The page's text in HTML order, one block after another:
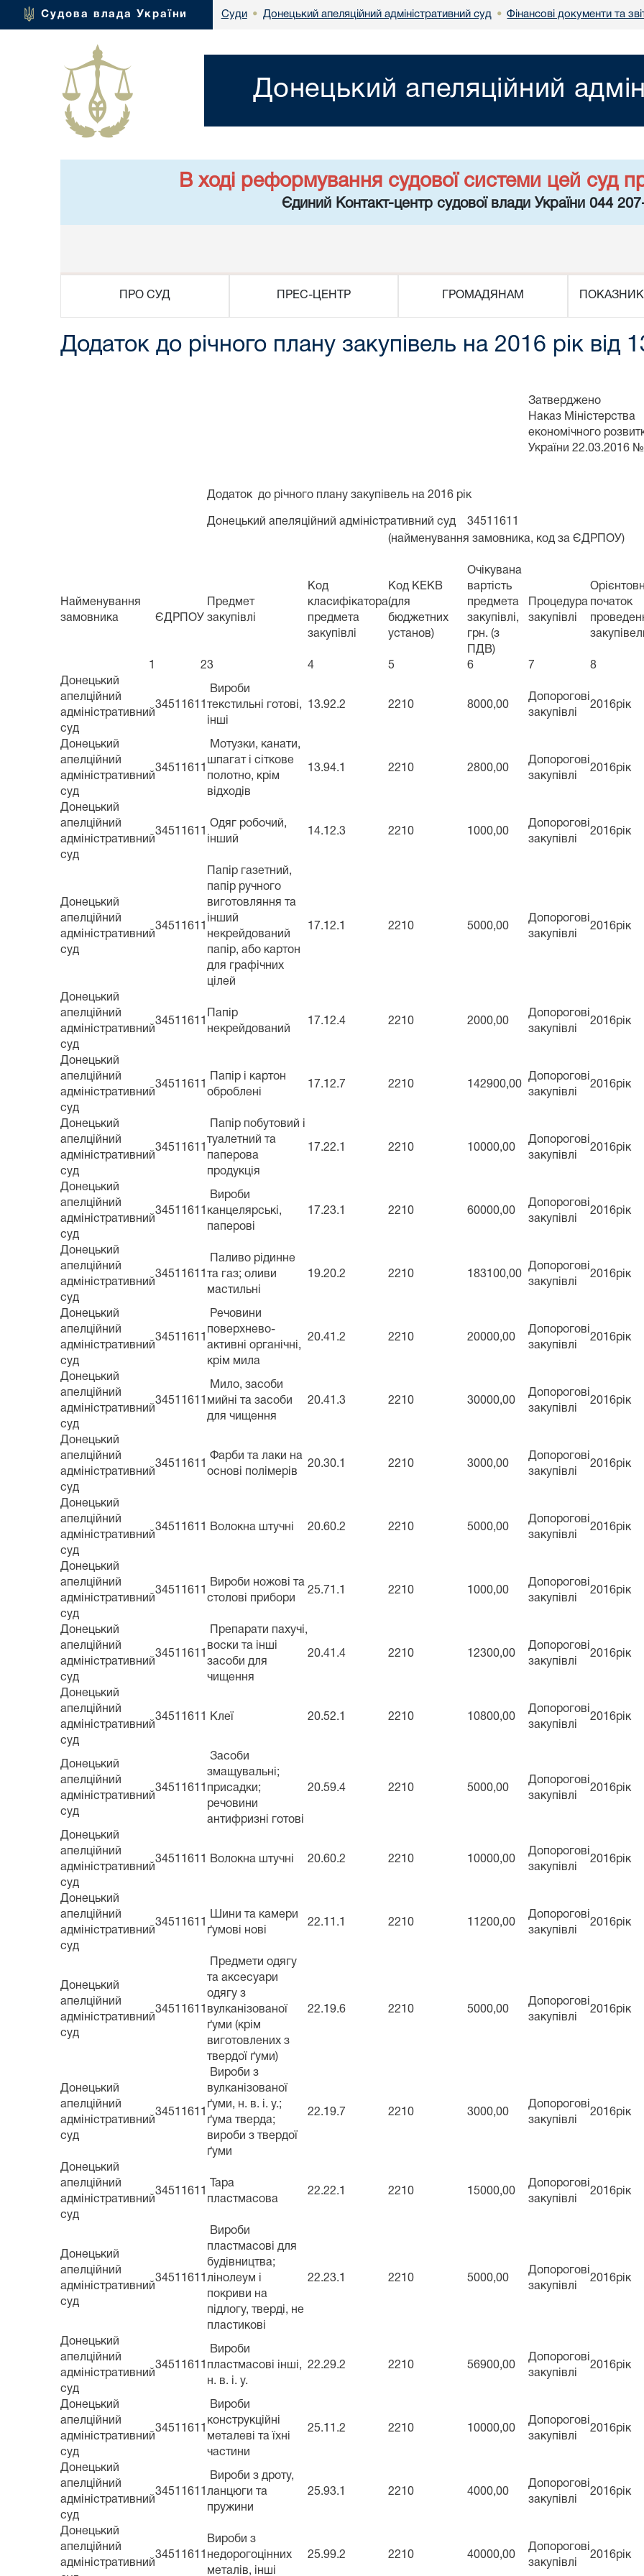
Судова влада України Суди • Донецький апеляційний адміністративний суд • Фінансові документи та
Донецький апеляційний
В ході реформування судової системи цей суд
Єдиний Контакт-центр судової влади України 044
ПРО СУД ПРЕС-ЦЕНТР ГРОМАДЯНАМ
Додаток до річного плану закупівель на 2016 рік від
Затверджено
Наказ Міністерства
економічного
України 22.03.2016
Додаток до річного плану закупівель на 2016 рік
Донецький апеляційний адміністративний суд
34511611
(найменування замовника, код за ЄДРПОУ)
Найменування
замовника
ЄДРПОУ
Предмет
закупівлі
Код
класифікатора
предмета
закупівлі
Код КЕКВ
(для
бюджетних
установ)
Очікувана
вартість
предмета
закупівлі,
грн. (з
ПДВ)
Процедура
закупівлі
початок
1 23 4 5 6 7
8
Донецький
апелційний
адміністративний
суд
34511611
Вироби
текстильні готові,
інші
13.92.2 2210 8000,00
Допорогові
закупівлі
2016рік
Донецький
апелційний
адміністративний
суд
34511611
Мотузки, канати,
шпагат і сіткове
полотно, крім
відходів
13.94.1 2210 2800,00
Допорогові
закупівлі
2016рік
Донецький
апелційний
адміністративний
суд
34511611
Одяг робочий,
інший
14.12.3 2210 1000,00
Допорогові
закупівлі
2016рік
Донецький
апелційний
адміністративний
суд
34511611
Папір газетний,
папір ручного
виготовляння та
інший
некрейдований
папір, або картон
для графічних
цілей
17.12.1 2210 5000,00
Допорогові
закупівлі
2016рік
Донецький
апелційний
адміністративний
суд
34511611
Папір
некрейдований
17.12.4 2210 2000,00
Допорогові
закупівлі
2016рік
Донецький
апелційний
адміністративний
суд
34511611
Папір і картон
оброблені
17.12.7 2210 142900,00
Допорогові
закупівлі
2016рік
Донецький
апелційний
адміністративний
суд
34511611
Папір побутовий і
туалетний та
паперова
продукція
17.22.1 2210 10000,00
Допорогові
закупівлі
2016рік
Донецький
апелційний
адміністративний
суд
34511611
Вироби
канцелярські,
паперові
17.23.1 2210 60000,00
Допорогові
закупівлі
2016рік
Донецький
апелційний
адміністративний
суд
34511611
Паливо рідинне
та газ; оливи
мастильні
19.20.2 2210 183100,00
Допорогові
закупівлі
2016рік
Донецький
апелційний
адміністративний
суд
34511611
Речовини
поверхнево-
активні органічні,
крім мила
20.41.2 2210 20000,00
Допорогові
закупівлі
2016рік
Донецький
апелційний
адміністративний
суд
34511611
Мило, засоби
мийні та засоби
для чищення
20.41.3 2210 30000,00
Допорогові
закупівлі
2016рік
Донецький
апелційний
адміністративний
суд
34511611
Фарби та лаки на
основі полімерів
20.30.1 2210 3000,00
Допорогові
закупівлі
2016рік
Донецький
апелційний
адміністративний
суд
34511611 Волокна штучні 20.60.2 2210 5000,00
Допорогові
закупівлі
2016рік
Донецький
апелційний
адміністративний
суд
34511611
Вироби ножові та
столові прибори
25.71.1 2210 1000,00
Допорогові
закупівлі
2016рік
Донецький
апелційний
адміністративний
суд
34511611
Препарати пахучі,
воски та інші
засоби для
чищення
20.41.4 2210 12300,00
Допорогові
закупівлі
2016рік
Донецький
апелційний
адміністративний
суд
34511611 Клеї 20.52.1 2210 10800,00
Допорогові
закупівлі
2016рік
Донецький
апелційний
адміністративний
суд
34511611
Засоби
змащувальні;
присадки;
речовини
антифризні готові
20.59.4 2210 5000,00
Допорогові
закупівлі
2016рік
Донецький
апелційний
адміністративний
суд
34511611 Волокна штучні 20.60.2 2210 10000,00
Допорогові
закупівлі
2016рік
Донецький
апелційний
адміністративний
суд
34511611
Шини та камери
ґумові нові
22.11.1 2210 11200,00
Допорогові
закупівлі
2016рік
Донецький
апелційний
адміністративний
суд
34511611
Предмети одягу
та аксесуари
одягу з
вулканізованої
ґуми (крім
виготовлених з
твердої ґуми)
22.19.6 2210 5000,00
Допорогові
закупівлі
2016рік
Донецький
апелційний
адміністративний
суд
34511611
Вироби з
вулканізованої
ґуми, н. в. і. у.;
ґума тверда;
вироби з твердої
ґуми
22.19.7 2210 3000,00
Допорогові
закупівлі
2016рік
Донецький
апелційний
адміністративний
суд
34511611
Тара
пластмасова
22.22.1 2210 15000,00
Допорогові
закупівлі
2016рік
Донецький
апелційний
адміністративний
суд
34511611
Вироби
пластмасові для
будівництва;
лінолеум і
покриви на
підлогу, тверді, не
пластикові
22.23.1 2210 5000,00
Допорогові
закупівлі
2016рік
Донецький
апелційний
адміністративний
суд
34511611
Вироби
пластмасові інші,
н. в. і. у.
22.29.2 2210 56900,00
Допорогові
закупівлі
2016рік
Донецький
апелційний
адміністративний
суд
34511611
Вироби
конструкційні
металеві та їхні
частини
25.11.2 2210 10000,00
Допорогові
закупівлі
2016рік
Донецький
апелційний
адміністративний
суд
34511611
Вироби з дроту,
ланцюги та
пружини
25.93.1 2210 4000,00
Допорогові
закупівлі
2016рік
Донецький
апелційний
адміністративний
34511611
Вироби з
недорогоцінних
металів, інші
25.99.2 2210 40000,00
Допорогові
закупівлі
2016рік